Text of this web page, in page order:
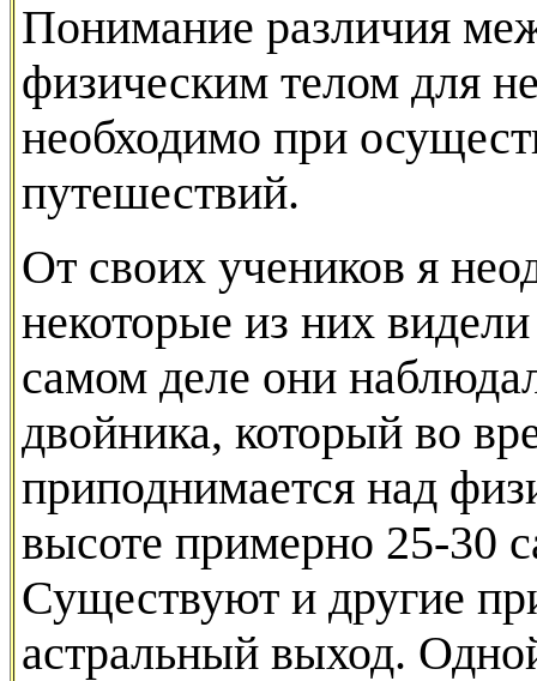
Понимание различия
физическим телом для
необходимо при
путешествий.
От своих учеников я
некоторые из них
самом деле они
двойника, который во
приподнимается над
высоте примерно 25-30
Существуют и другие
астральный выход.